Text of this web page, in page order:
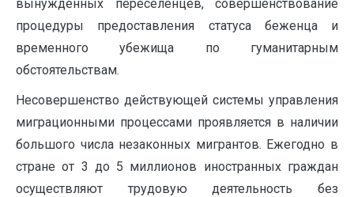
вынужденных переселенцев, совершенствование
процедуры предоставления статуса беженца и
временного убежища по гуманитарным
обстоятельствам.
Несовершенство действующей системы управления
миграционными процессами проявляется в наличии
большого числа незаконных мигрантов. Ежегодно в
стране от 3 до 5 миллионов иностранных граждан
осуществляют трудовую деятельность без